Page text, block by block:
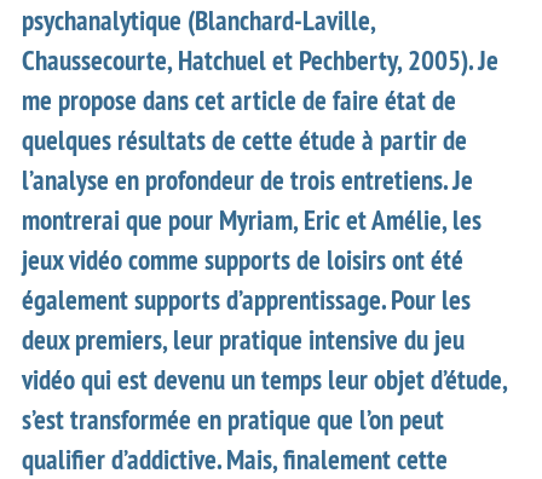
psychanalytique (Blanchard-Laville,
Chaussecourte, Hatchuel et Pechberty, 2005). Je
me propose dans cet article de faire état de
quelques résultats de cette étude à partir de
l’analyse en profondeur de trois entretiens. Je
montrerai que pour Myriam, Eric et Amélie, les
jeux vidéo comme supports de loisirs ont été
également supports d’apprentissage. Pour les
deux premiers, leur pratique intensive du jeu
vidéo qui est devenu un temps leur objet d’étude,
s’est transformée en pratique que l’on peut
qualifier d’addictive. Mais, finalement cette